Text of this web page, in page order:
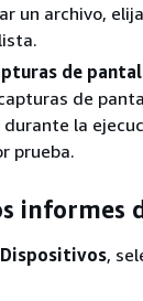
un archivo,
de
de
la
prueba.
informes
Dispositivos,